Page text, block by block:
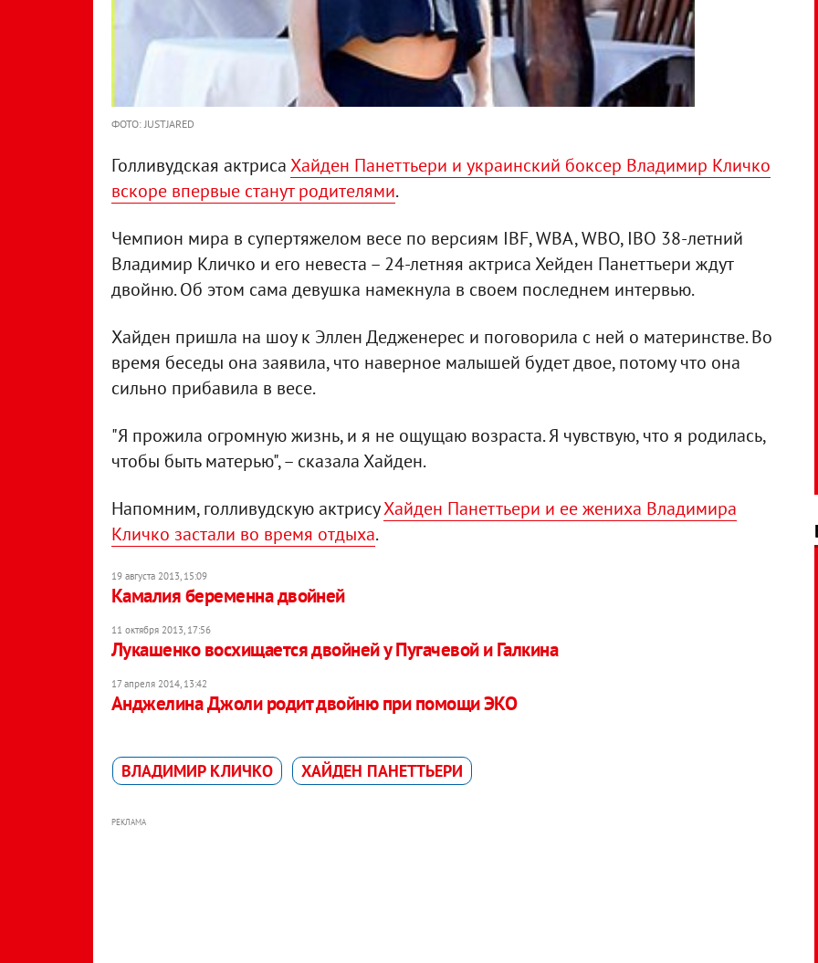
ФОТО: JUSTJARED
Голливудская актрисаХайден Панеттьери и украинский боксер Владимир Кличко
вскоре впервые станут родителями.
Чемпион мира в супертяжелом весе по версиям IBF, WBA, WBО, IBO 38-летний
Владимир Кличко и его невеста – 24-летняя актриса Хейден Панеттьери ждут
двойню. Об этом сама девушка намекнула в своем последнем интервью.
Хайден пришла на шоу к Эллен Дедженерес и поговорила с ней о материнстве. Во
время беседы она заявила, что наверное малышей будет двое, потому что она
сильно прибавила в весе.
"Я прожила огромную жизнь, и я не ощущаю возраста. Я чувствую, что я родилась,
чтобы быть матерью", – сказала Хайден.
Напомним, голливудскую актрисуХайден Панеттьери и ее жениха Владимира
Кличко застали во время отдыха.
19 августа 2013, 15:09
Камалия беременна двойней
11 октября 2013, 17:56
Лукашенко восхищается двойней у Пугачевой и Галкина
17 апреля 2014, 13:42
Анджелина Джоли родит двойню при помощи ЭКО
ВЛАДИМИР КЛИЧКО ХАЙДЕН ПАНЕТТЬЕРИ
РЕКЛАМА